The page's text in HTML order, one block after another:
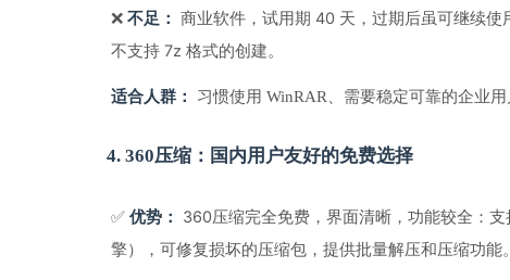
❌ 不足：
商业软件，试用期 40 天，过期后虽可继续
不支持 7z 格式的创建。
适合人群： 习惯使用 WinRAR、需要稳定可靠的企业
4. 360压缩：国内用户友好的免费选择
✅ 优势：
360压缩完全免费，界面清晰，功能较全：
擎），可修复损坏的压缩包，提供批量解压和压缩功